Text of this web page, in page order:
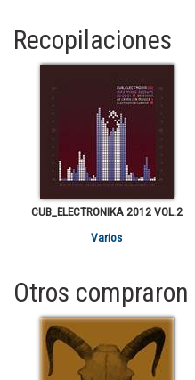
Recopilaciones
CUB_ELECTRONIKA 2012 VOL.2
Varios
Otros compraron